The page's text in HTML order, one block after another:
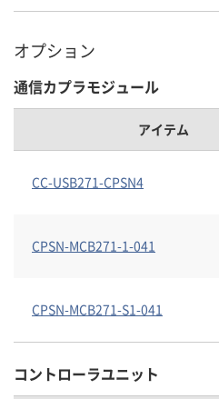
オプション
通信カプラモジュール
アイテム
CC-USB271-CPSN4
CPSN-MCB271-1-041
CPSN-MCB271-S1-041
コントローラユニット